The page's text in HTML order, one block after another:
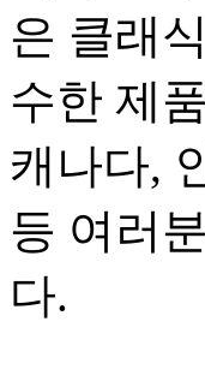
은 클래
수한 제
캐나다,
등 여러
다.